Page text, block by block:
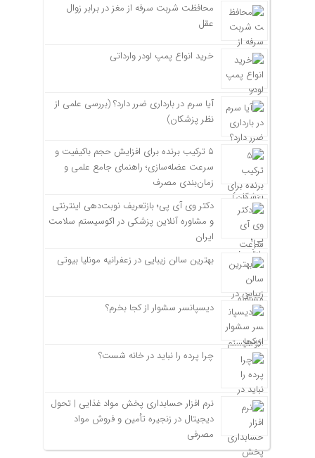
محافظت شربت سرفه از مغز در برابر زوال
عقل
خرید انواع پمپ لودر وارداتی
آیا سرم در بارداری ضرر دارد؟ (بررسی علمی از
نظر پزشکان)
۵ ترکیب برنده برای افزایش حجم باکیفیت و
سرعت عضله‌سازی؛ راهنمای جامع علمی و
زمان‌بندی مصرف
دکتر وی آی پی؛ بازتعریف نوبت‌دهی اینترنتی
و مشاوره آنلاین پزشکی در اکوسیستم سلامت
ایران
بهترین سالن زیبایی در زعفرانیه مونلیا بیوتی
دیسپانسر سشوار از کجا بخرم؟
چرا پرده را نباید در خانه شست؟
نرم افزار حسابداری پخش مواد غذایی | تحول
دیجیتال در زنجیره تأمین و فروش مواد
مصرفی